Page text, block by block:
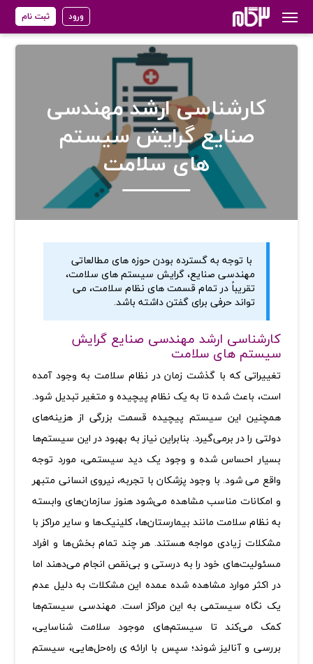
ورود ثبت نام
کارشناسی ارشد مهندسی
صنایع گرایش سیستم
های سلامت
با توجه به گسترده بودن حوزه های مطالعاتی
مهندسی صنایع، گرایش سیستم های سلامت،
تقریباً در تمام قسمت های نظام سلامت، می
تواند حرفی برای گفتن داشته باشد.
کارشناسی ارشد مهندسی صنایع گرایش
سیستم های سلامت
تغییراتی که با گذشت زمان در نظام سلامت به وجود آمده
است، باعث شده تا به یک نظام پیچیده و متغیر تبدیل شود.
همچنین این سیستم پیچیده قسمت بزرگی از هزینه‌های
دولتی را در برمی‌گیرد. بنابراین نیاز به بهبود در این سیستم‌ها
بسیار احساس شده و وجود یک دید سیستمی، مورد توجه
واقع می شود. با وجود پزشکان با تجربه، نیروی انسانی متبهر
و امکانات مناسب مشاهده می‌شود هنوز سازمان‌های وابسته
به نظام سلامت مانند بیمارستا‌ن‌ها، کلینیک‌ها و سایر مراکز با
مشکلات زیادی مواجه هستند. هر چند تمام بخش‌ها و افراد
مسئولیت‌های خود را به درستی و بی‌نقص انجام می‌دهند اما
در اکثر موارد مشاهده شده عمده این مشکلات به دلیل عدم
یک نگاه سیستمی به این مراکز است. مهندسی سیستم‌ها
کمک می‌کند تا سیستم‌های موجود سلامت شناسایی،
بررسی و آنالیز شوند؛ سپس با ارائه ی راه‌حل‌هایی، سیستم